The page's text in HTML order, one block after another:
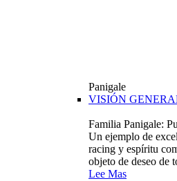
Panigale
VISIÓN
Familia Panigale:
Un ejemplo de
racing y espíritu
objeto de deseo de
Lee Mas